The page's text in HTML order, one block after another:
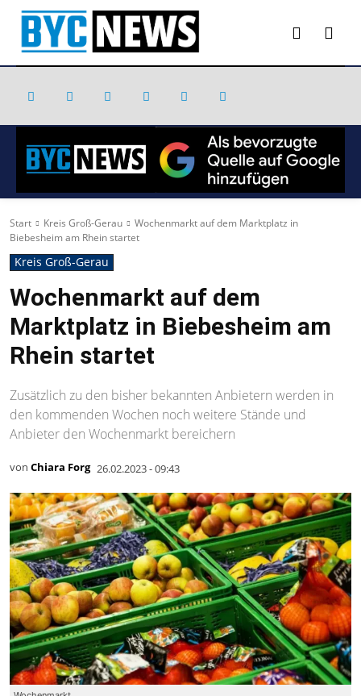
Start Kreis Groß-Gerau
Wochenmarkt auf dem Marktplatz in
Biebesheim am Rhein startet
Kreis Groß-Gerau
Wochenmarkt auf dem
Marktplatz in Biebesheim am
Rhein startet
Zusätzlich zu den bisher bekannten Anbietern werden in
den kommenden Wochen noch weitere Stände und
Anbieter den Wochenmarkt bereichern
von Chiara Forg 26.02.2023 - 09:43